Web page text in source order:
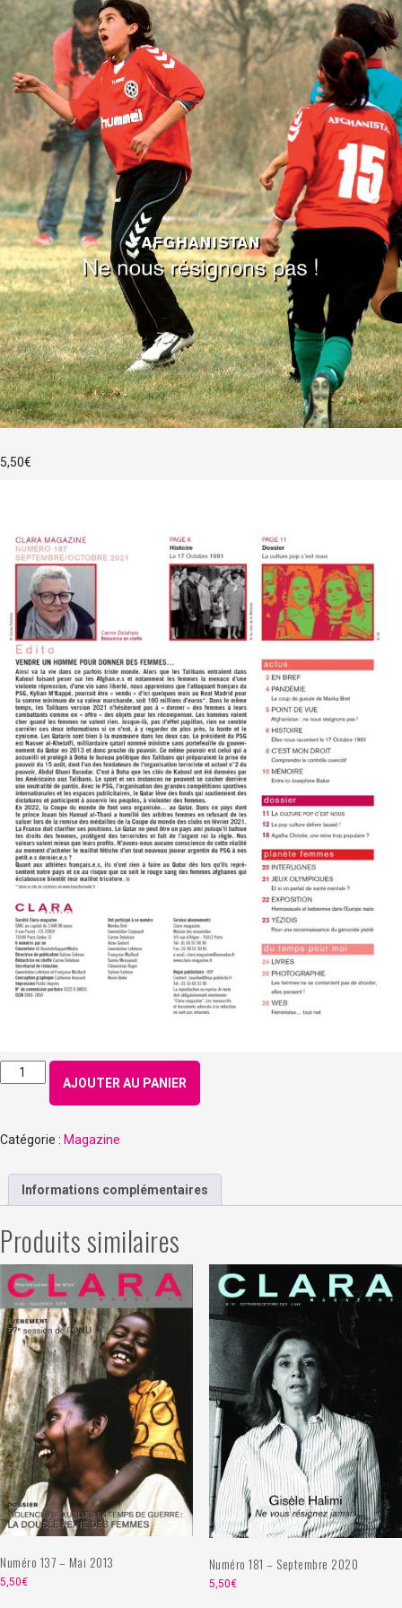
5,50€
quantité
de
-
2021
AJOUTER AU PANIER
Catégorie : Magazine
Informations complémentaires
Produits similaires
Numéro 137 – Mai 2013
5,50€
Numéro 181 – Septembre 2020
5,50€